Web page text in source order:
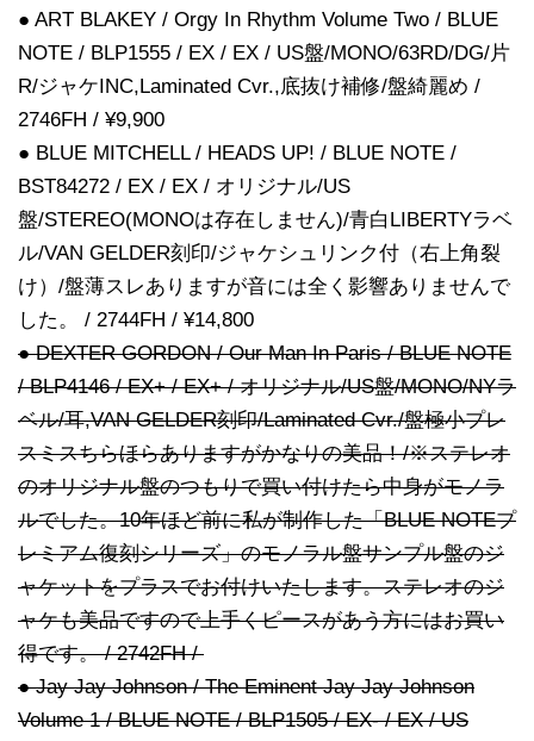
● ART BLAKEY / Orgy In Rhythm Volume Two / BLUE
NOTE / BLP1555 / EX / EX / US盤/MONO/63RD/DG/片
R/ジャケINC,Laminated Cvr.,底抜け補修/盤綺麗め /
2746FH / ¥9,900
● BLUE MITCHELL / HEADS UP! / BLUE NOTE /
BST84272 / EX / EX / オリジナル/US
盤/STEREO(MONOは存在しません)/青白LIBERTYラベ
ル/VAN GELDER刻印/ジャケシュリンク付（右上角裂
け）/盤薄スレありますが音には全く影響ありませんで
した。 / 2744FH / ¥14,800
● DEXTER GORDON / Our Man In Paris / BLUE NOTE
/ BLP4146 / EX+ / EX+ / オリジナル/US盤/MONO/NYラ
ベル/耳,VAN GELDER刻印/Laminated Cvr./盤極小プレ
スミスちらほらありますがかなりの美品！/※ステレオ
のオリジナル盤のつもりで買い付けたら中身がモノラ
ルでした。10年ほど前に私が制作した「BLUE NOTEプ
レミアム復刻シリーズ」のモノラル盤サンプル盤のジ
ャケットをプラスでお付けいたします。ステレオのジ
ャケも美品ですので上手くピースがあう方にはお買い
得です。 / 2742FH /
● Jay Jay Johnson / The Eminent Jay Jay Johnson
Volume 1 / BLUE NOTE / BLP1505 / EX- / EX / US